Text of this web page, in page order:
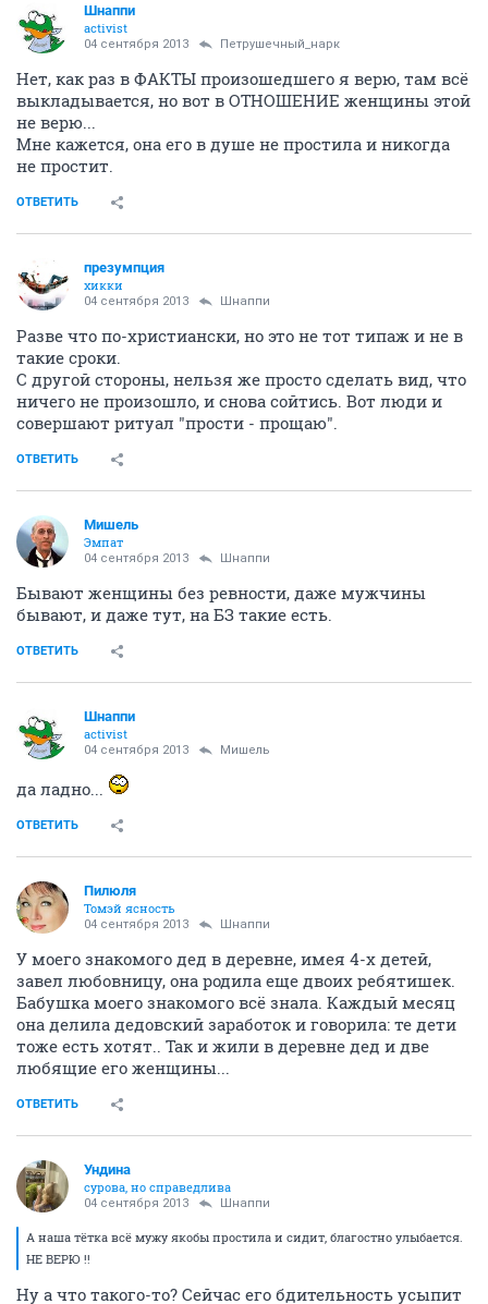
Шнаппи
activist
04 сентября 2013 Петрушечный_нарк
Нет, как раз в ФАКТЫ произошедшего я верю, там всё
выкладывается, но вот в ОТНОШЕНИЕ женщины этой
не верю...
Мне кажется, она его в душе не простила и никогда
не простит.
ОТВЕТИТЬ
презумпция
хикки
04 сентября 2013 Шнаппи
Разве что по-христиански, но это не тот типаж и не в
такие сроки.
С другой стороны, нельзя же просто сделать вид, что
ничего не произошло, и снова сойтись. Вот люди и
совершают ритуал "прости - прощаю".
ОТВЕТИТЬ
Мишель
Эмпат
04 сентября 2013 Шнаппи
Бывают женщины без ревности, даже мужчины
бывают, и даже тут, на БЗ такие есть.
ОТВЕТИТЬ
Шнаппи
activist
04 сентября 2013 Мишель
да ладно...
ОТВЕТИТЬ
Пилюля
Томэй ясность
04 сентября 2013 Шнаппи
У моего знакомого дед в деревне, имея 4-х детей,
завел любовницу, она родила еще двоих ребятишек.
Бабушка моего знакомого всё знала. Каждый месяц
она делила дедовский заработок и говорила: те дети
тоже есть хотят.. Так и жили в деревне дед и две
любящие его женщины...
ОТВЕТИТЬ
Ундинa
сурова, но справедлива
04 сентября 2013 Шнаппи
А наша тётка всё мужу якобы простила и сидит, благостно улыбается.
НЕ ВЕРЮ !!
Ну а что такого-то? Сейчас его бдительность усыпит